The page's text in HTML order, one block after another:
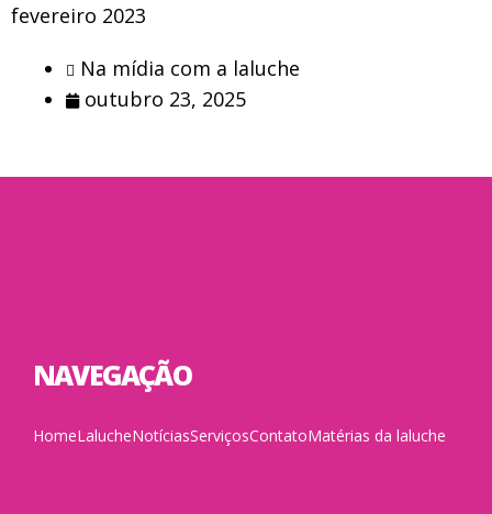
fevereiro 2023
Na mídia com a laluche
outubro 23, 2025
NAVEGAÇÃO
HomeLalucheNotíciasServiçosContatoMatérias da laluche